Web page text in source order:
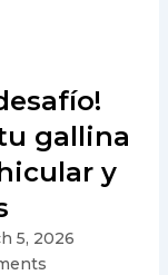
gallina
y
5, 2026